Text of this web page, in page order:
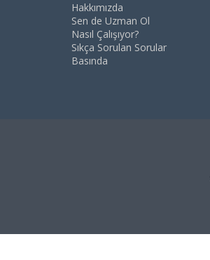
Hakkımızda
Sen de Uzman Ol
Nasıl Çalışıyor?
Sıkça Sorulan Sorular
Basında